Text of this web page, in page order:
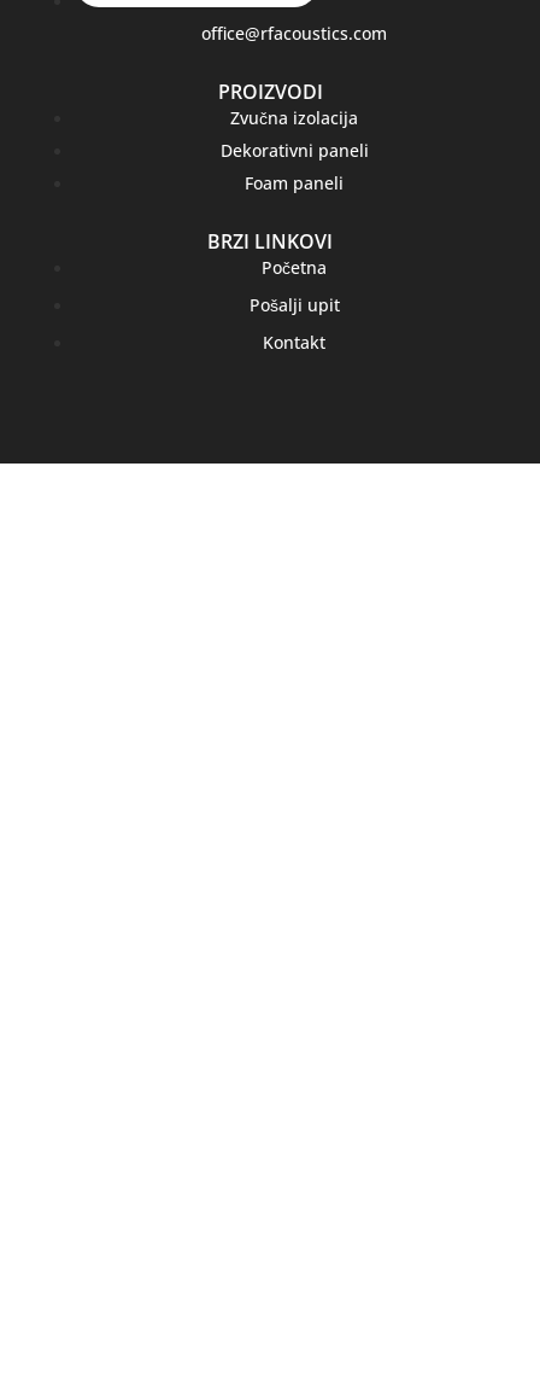
office@rfacoustics.com
PROIZVODI
Zvučna izolacija
Dekorativni paneli
Foam paneli
BRZI LINKOVI
Početna
Pošalji upit
Kontakt